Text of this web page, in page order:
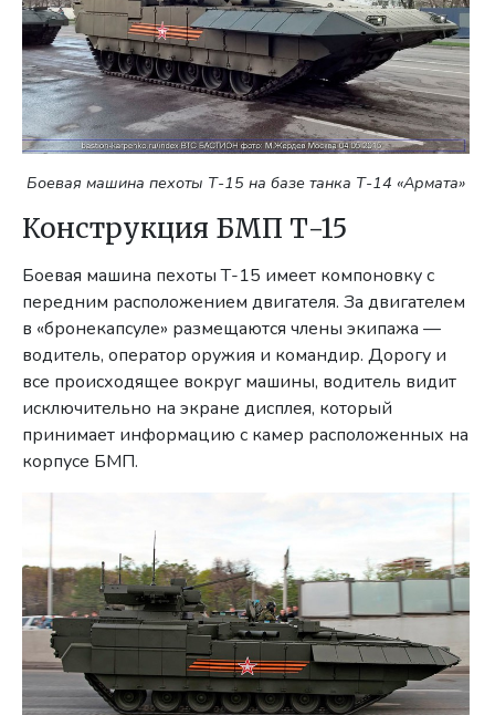
Боевая машина пехоты Т-15 на базе танка Т-14 «Армата»
Конструкция БМП Т-15
Боевая машина пехоты Т-15 имеет компоновку с
передним расположением двигателя. За двигателем
в «бронекапсуле» размещаются члены экипажа —
водитель, оператор оружия и командир. Дорогу и
все происходящее вокруг машины, водитель видит
исключительно на экране дисплея, который
принимает информацию с камер расположенных на
корпусе БМП.